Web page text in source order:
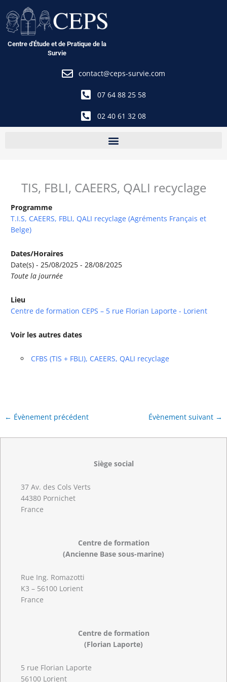
au
contenu
Centre d'Étude et de Pratique de la
Survie
contact@ceps-survie.com
07 64 88 25 58
02 40 61 32 08
TIS, FBLI, CAEERS, QALI recyclage
Programme
T.I.S, CAEERS, FBLI, QALI recyclage (Agréments Français et
Belge)
Dates/Horaires
Date(s) - 25/08/2025 - 28/08/2025
Toute la journée
Lieu
Centre de formation CEPS – 5 rue Florian Laporte - Lorient
Voir les autres dates
CFBS (TIS + FBLI), CAEERS, QALI recyclage
← Évènement précédent Évènement suivant →
Siège social
37 Av. des Cols Verts
44380 Pornichet
France
Centre de formation
(Ancienne Base sous-marine)
Rue Ing. Romazotti
K3 – 56100 Lorient
France
Centre de formation
(Florian Laporte)
5 rue Florian Laporte
56100 Lorient